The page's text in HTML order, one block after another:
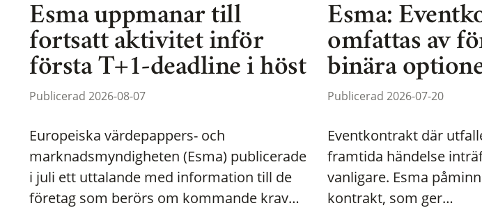
Esma uppmanar till
fortsatt aktivitet inför
första T+1-deadline i höst
Publicerad 2026-08-07
Europeiska värdepappers- och
marknadsmyndigheten (Esma) publicerade
i juli ett uttalande med information till de
företag som berörs om kommande krav…
Esma:
omfattas av
binära
Publicerad 2026-07-20
Eventkontrakt där
framtida händelse
vanligare. Esma
kontrakt, som ger…